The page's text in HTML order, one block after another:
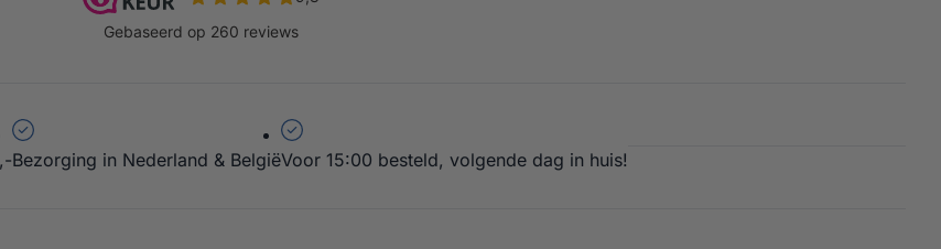
Bezorging in Nederland & BelgiëVoor 15:00 besteld, volgende dag in huis!